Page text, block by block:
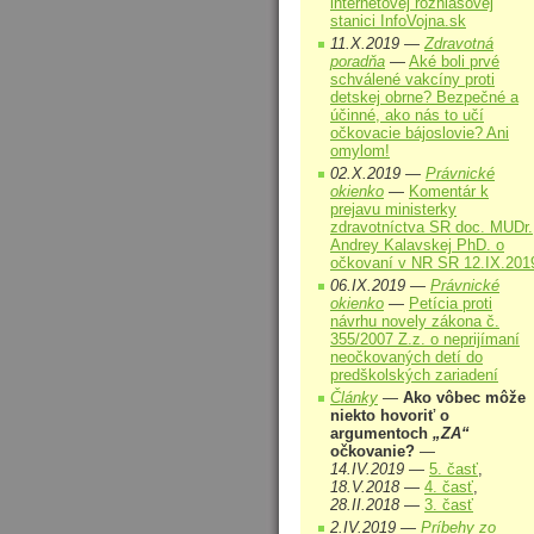
stanici InfoVojna.sk
11.X.2019 —Zdravotná
poradňa — Aké boli prvé
schválené vakcíny proti
detskej obrne? Bezpečné a
účinné, ako nás to učí
očkovacie bájoslovie? Ani
omylom!
02.X.2019 — Právnické
okienko — Komentár k
prejavu ministerky
zdravotníctva SR doc. MUDr.
Andrey Kalavskej PhD. o
očkovaní v NR SR
06.IX.2019 — Právnické
okienko — Petícia proti
návrhu novely zákona č.
355/2007 Z.z. o neprijímaní
neočkovaných detí do
predškolských zariadení
Články — Ako vôbec môže
niekto hovoriť o
argumentoch „ZA“
očkovanie? —
14.IV.2019 — 5. časť,
18.V.2018 — 4. časť,
28.II.2018 — 3. časť
2.IV.2019 — Príbehy zo